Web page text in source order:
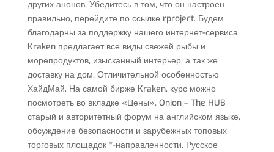
других анонов. Убедитесь в том, что он настроен
правильно, перейдите по ссылке rproject. Будем
благодарны за поддержку нашего интернет-сервиса.
Kraken предлагает все виды свежей рыбы и
морепродуктов, изысканный интерьер, а так же
доставку на дом. Отличительной особенностью
ХайдМай. На самой бирже Kraken, курс можно
посмотреть во вкладке «Цены». Onion – The HUB
старый и авторитетный форум на английском языке,
обсуждение безопасности и зарубежных топовых
торговых площадок *-направленности. Русское